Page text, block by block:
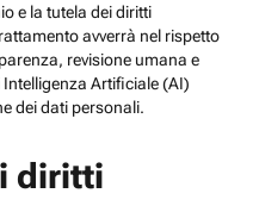
e la tutela dei diritti
avverrà nel rispetto
revisione umana e
Artificiale (AI)
dei dati personali.
diritti